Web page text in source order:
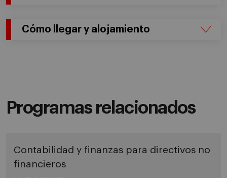
Cómo llegar y alojamiento
Programas relacionados
Contabilidad y finanzas para directivos no
financieros